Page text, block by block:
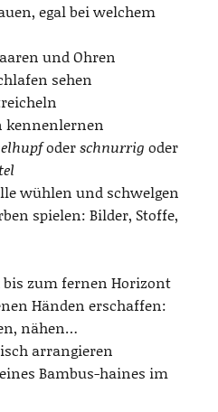
egal bei welchem
und Ohren
sehen
kennenlernen
oderschnurrig oder
wühlen und schwelgen
spielen: Bilder, Stoffe,
zum fernen Horizont
Händen erschaffen:
nähen…
arrangieren
Bambus-haines im